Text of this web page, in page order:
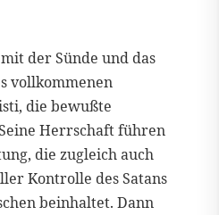
der Sünde und das
vollkommenen
die bewußte
Herrschaft führen
die zugleich auch
Kontrolle des Satans
beinhaltet. Dann